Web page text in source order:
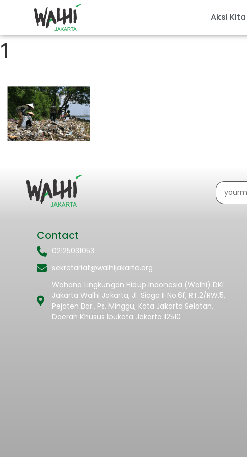
Aksi Kita
1
Contact
02125031053
sekretariat@walhijakarta.org
Wahana Lingkungan Hidup Indonesia (Walhi) DKI
Jakarta Walhi Jakarta, Jl. Siaga II No.6f, RT.2/RW.5,
Pejaten Bar., Ps. Minggu, Kota Jakarta Selatan,
Daerah Khusus Ibukota Jakarta 12510